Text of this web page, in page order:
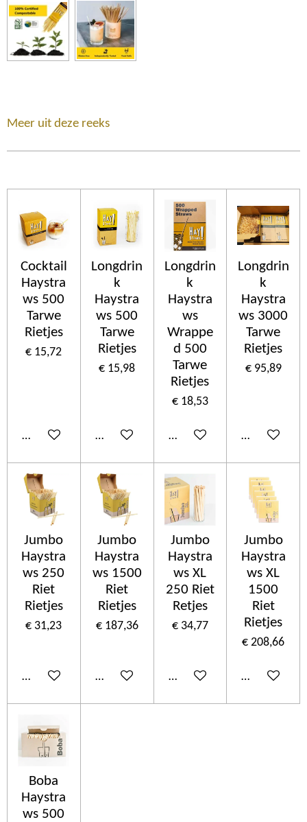
Meer uit deze reeks
Cocktail
Haystra
ws 500
Tarwe
Rietjes
€ 15,72
In winkelwagen
Longdrin
k
Haystra
ws 500
Tarwe
Rietjes
€ 15,98
In winkelwagen
Longdrin
k
Haystra
ws
Wrappe
d 500
Tarwe
Rietjes
€ 18,53
In winkelwagen
Longdrin
k
Haystra
ws 3000
Tarwe
Rietjes
€ 95,89
In
Jumbo
Haystra
ws 250
Riet
Rietjes
€ 31,23
In winkelwagen
Jumbo
Haystra
ws 1500
Riet
Rietjes
€ 187,36
In winkelwagen
Jumbo
Haystra
ws XL
250 Riet
Retjes
€ 34,77
In winkelwagen
Jumbo
Haystra
ws XL
1500
Riet
Rietjes
€ 208,66
In
Boba
Haystra
ws 500